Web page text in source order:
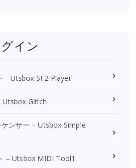
イン
– Utsbox SF2 Player
Utsbox Glitch
ンサー – Utsbox Simple
– Utsbox MIDI Tool1